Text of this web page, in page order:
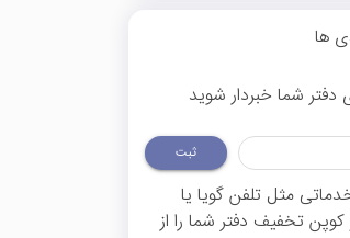
ها
شما خبردار شوید
ثبت
مثل تلفن گویا یا
تخفیف دفتر شما را از